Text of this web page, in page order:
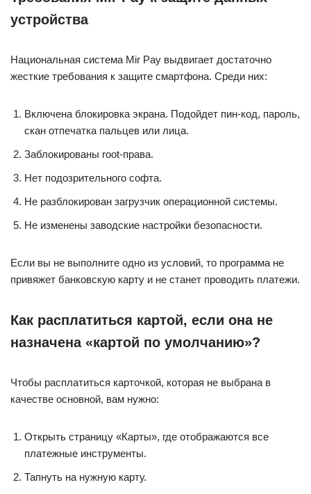
устройства
Национальная система Mir Pay выдвигает достаточно
жесткие требования к защите смартфона. Среди них:
Включена блокировка экрана. Подойдет пин-код, пароль,
скан отпечатка пальцев или лица.
Заблокированы root-права.
Нет подозрительного софта.
Не разблокирован загрузчик операционной системы.
Не изменены заводские настройки безопасности.
Если вы не выполните одно из условий, то программа не
привяжет банковскую карту и не станет проводить платежи.
Как расплатиться картой, если она не
назначена «картой по умолчанию»?
Чтобы расплатиться карточкой, которая не выбрана в
качестве основной, вам нужно:
Открыть страницу «Карты», где отображаются все
платежные инструменты.
Тапнуть на нужную карту.